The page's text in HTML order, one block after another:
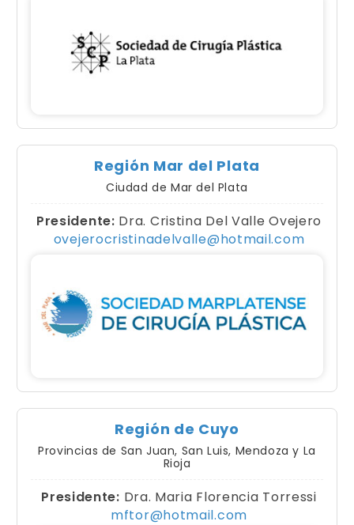
Región Mar del Plata
Ciudad de Mar del Plata
Presidente: Dra. Cristina Del Valle Ovejero
ovejerocristinadelvalle@hotmail.com
Región de Cuyo
Provincias de San Juan, San Luis, Mendoza y La
Rioja
Presidente: Dra. Maria Florencia Torressi
mftor@hotmail.com